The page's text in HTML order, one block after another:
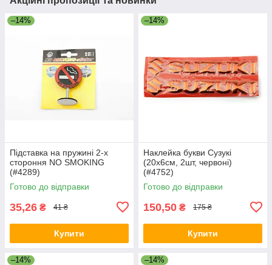
–14%
Підставка на пружині 2-х
стороння NO SMOKING
(#4289)
Готово до відправки
35,26 ₴ 41 ₴
Купити
–14%
Наклейка букви Сузукі
(20х6см, 2шт, червоні)
(#4752)
Готово до відправки
150,50 ₴ 175 ₴
Купити
–14% –14%